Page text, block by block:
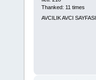
Thanked: 11 times
AVCILIK AVCI SAYFASI